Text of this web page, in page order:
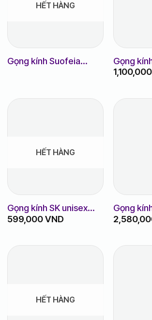
HẾT HÀNG
Gọng kính Suofeia
Gọng
HC8099
1,100,000
HẾT HÀNG
Gọng kính SK unisex
titanium m8010
599,000VND
Gọng
MJ3070
HẾT HÀNG